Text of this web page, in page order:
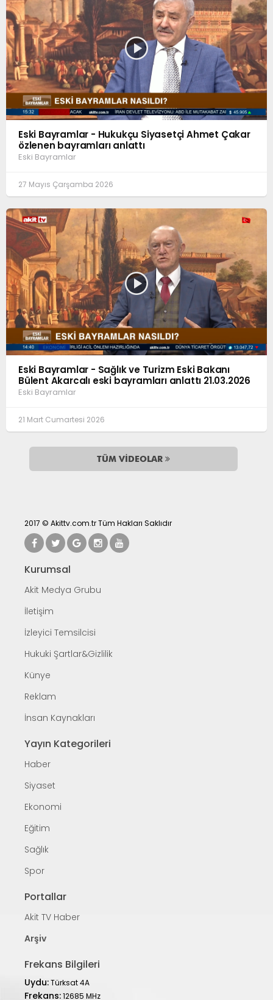
Eski Bayramlar - Hukukçu Siyasetçi Ahmet Çakar
özlenen bayramları anlattı
Eski Bayramlar
27 Mayıs Çarşamba 2026
Eski Bayramlar - Sağlık ve Turizm Eski Bakanı
Bülent Akarcalı eski bayramları anlattı 21.03.2026
Eski Bayramlar
21 Mart Cumartesi 2026
TÜM VİDEOLAR
2017 © Akittv.com.tr Tüm Hakları Saklıdır
Kurumsal
Akit Medya Grubu
İletişim
İzleyici Temsilcisi
Hukuki Şartlar&Gizlilik
Künye
Reklam
İnsan Kaynakları
Yayın Kategorileri
Haber
Siyaset
Ekonomi
Eğitim
Sağlık
Spor
Portallar
Akit TV Haber
Arşiv
Frekans Bilgileri
Uydu:Türksat 4A
Frekans:12685 MHz